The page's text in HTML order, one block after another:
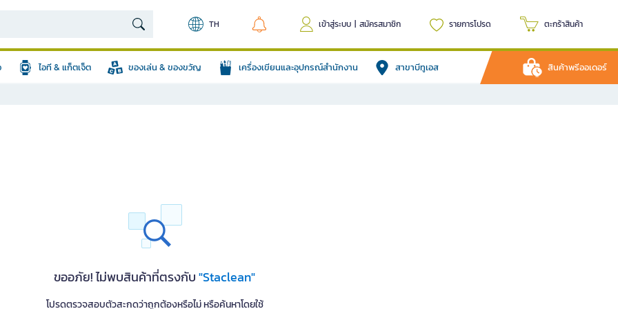
TH เข้าสู่ระบบ | สมัครสมาชิก รายการโปรด ตะกร้าสินค้า
ไอที & แก็ตเจ็ต ของเล่น & ของขวัญ เครื่องเขียนและอุปกรณ์สำนักงาน สาขาบีทูเอส สินค้าพรีออเดอร์
ขออภัย! ไม่พบสินค้าที่ตรงกับ"Staclean"
โปรดตรวจสอบตัวสะกดว่าถูกต้องหรือไม่ หรือค้นหาโดยใช้